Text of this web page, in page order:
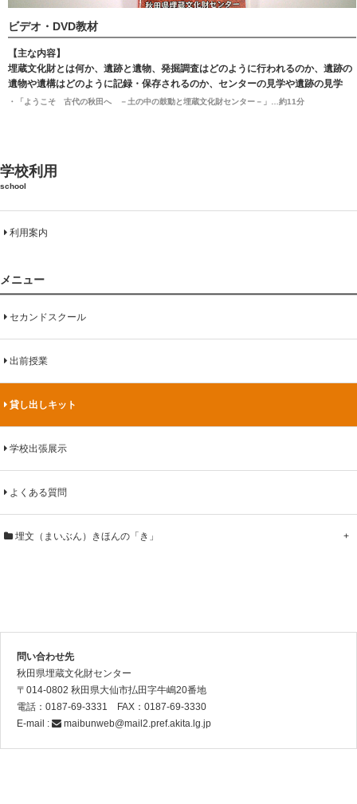
ビデオ・DVD教材
【主な内容】
埋蔵文化財とは何か、遺跡と遺物、発掘調査はどのように行われるのか、遺跡の
遺物や遺構はどのように記録・保存されるのか、センターの見学や遺跡の見学
・「ようこそ 古代の秋田へ －土の中の鼓動と埋蔵文化財センター－」…約11分
学校利用
school
利用案内
メニュー
セカンドスクール
出前授業
貸し出しキット
学校出張展示
よくある質問
+
埋文（まいぶん）きほんの「き」
問い合わせ先
秋田県埋蔵文化財センター
〒014-0802 秋田県大仙市払田字牛嶋20番地
電話：0187-69-3331 FAX：0187-69-3330
E-mail :
maibunweb@mail2.pref.akita.lg.jp